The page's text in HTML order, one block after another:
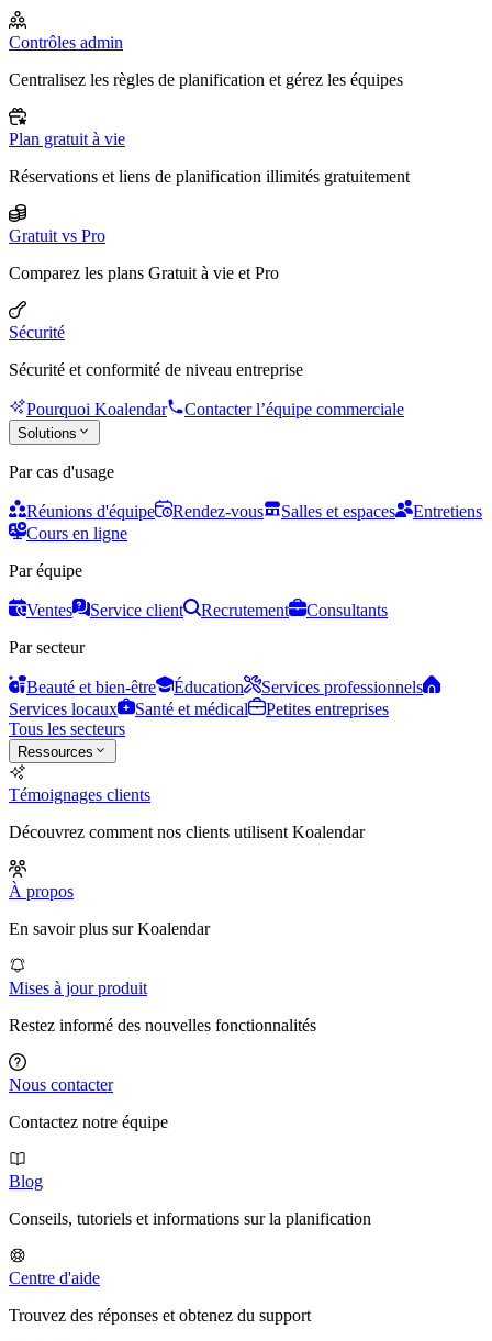
Contrôles admin
Centralisez les règles de planification et gérez les équipes
Plan gratuit à vie
Réservations et liens de planification illimités gratuitement
Gratuit vs Pro
Comparez les plans Gratuit à vie et Pro
Sécurité
Sécurité et conformité de niveau entreprise
Pourquoi Koalendar Contacter l’équipe commerciale
Solutions
Par cas d'usage
Réunions d'équipe Rendez-vous Salles et espaces
Entretiens
Cours en ligne
Par équipe
Ventes Service client Recrutement
Consultants
Par secteur
Beauté et bien-être Éducation
Services professionnels
Services locaux
Santé et médical
Petites entreprises
Tous les secteurs
Ressources
Témoignages clients
Découvrez comment nos clients utilisent Koalendar
À propos
En savoir plus sur Koalendar
Mises à jour produit
Restez informé des nouvelles fonctionnalités
Nous contacter
Contactez notre équipe
Blog
Conseils, tutoriels et informations sur la planification
Centre d'aide
Trouvez des réponses et obtenez du support